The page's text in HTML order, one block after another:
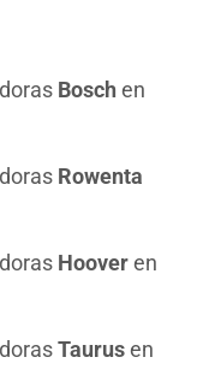
Boschen
Rowenta
Hooveren
Taurusen